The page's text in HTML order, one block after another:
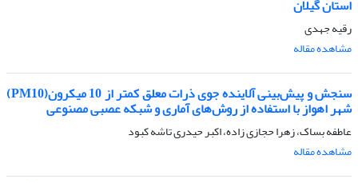
استان گیلان
رقیه جهدی
مشاهده مقاله
سنجش و پیش‌بینی آلاینده جوی ذرات معلق کمتر از 10 میکرون(PM10)
شهر اهواز با استفاده از روش‌های آماری و شبکه عصبی مصنوعی
عاطفه بساک، زهرا حجازی زاده، اکبر حیدری تاشه کبود
مشاهده مقاله